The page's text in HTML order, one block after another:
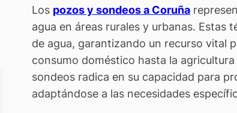
Los pozos y sondeos a Coruña
agua en áreas rurales y urbanas. Estas
de agua, garantizando un recurso vital
consumo doméstico hasta la
sondeos radica en su capacidad para
adaptándose a las necesidades